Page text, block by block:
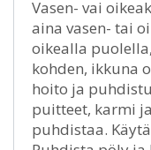
Vasen- vai
aina vasen- tai
oikealla
kohden, ikkuna
hoito ja
puitteet, karmi
puhdistaa.